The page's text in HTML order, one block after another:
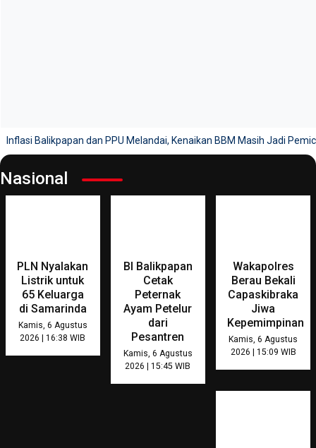
Inflasi Balikpapan dan PPU Melandai, Kenaikan BBM Masih Jadi
Nasional
PLN Nyalakan
Listrik untuk
65 Keluarga
di Samarinda
Kamis, 6 Agustus
2026 | 16:38 WIB
BI Balikpapan
Cetak
Peternak
Ayam Petelur
dari
Pesantren
Kamis, 6 Agustus
2026 | 15:45 WIB
Wakapolres
Berau Bekali
Capaskibraka
Jiwa
Kepemimpinan
Kamis, 6 Agustus
2026 | 15:09 WIB